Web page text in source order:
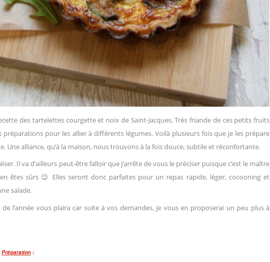
des tartelettes courgette et noix de Saint-Jacques. Très friande de ces petits fruits
préparations pour les allier à différents légumes. Voilà plusieurs fois que je les prépare
Une alliance, qu’à la maison, nous trouvons à la fois douce, subtile et réconfortante.
Il va d’ailleurs peut-être falloir que j’arrête de vous le préciser puisque c’est le maître
êtes sûrs 😉 Elles seront donc parfaites pour un repas rapide, léger, cocooning et
salade.
l’année vous plaira car suite à vos demandes, je vous en proposerai un peu plus à
Préparation: